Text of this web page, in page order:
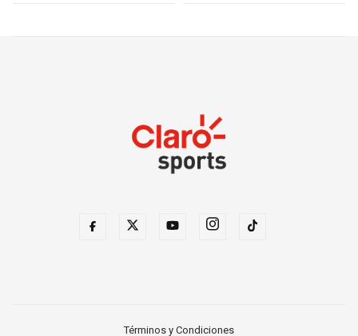
Términos y Condiciones